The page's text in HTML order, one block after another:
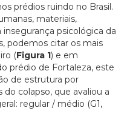
prédios ruindo no Brasil.
materiais,
psicológica da
podemos citar os mais
(Figura 1) e em
prédio de Fortaleza, este
de estrutura por
colapso, que avaliou a
regular / médio (G1,